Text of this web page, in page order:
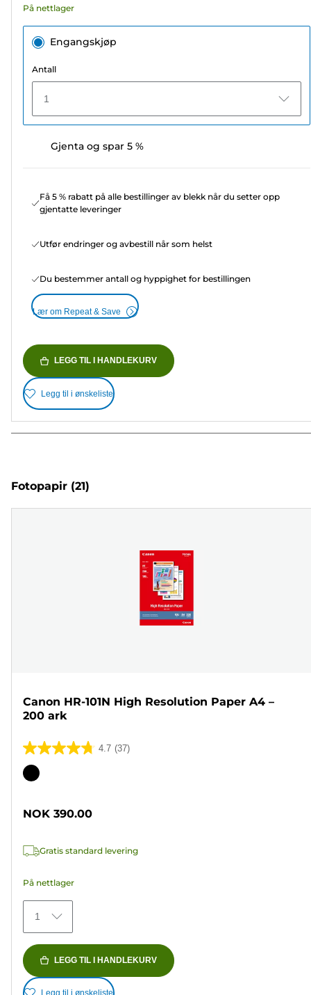
På nettlager
Engangskjøp
Antall
1
Gjenta og spar 5 %
Få 5 % rabatt på alle bestillinger av blekk når du setter opp
gjentatte leveringer
Utfør endringer og avbestill når som helst
Du bestemmer antall og hyppighet for bestillingen
Lær om Repeat & Save
LEGG TIL I HANDLEKURV
Legg til i ønskeliste
Fotopapir (21)
Canon HR-101N High Resolution Paper A4 –
200 ark
4.7 (37)
4.7
av
Fargekassett
NOK 390.00
Gratis standard levering
På nettlager
1
LEGG TIL I HANDLEKURV
Legg til i ønskeliste